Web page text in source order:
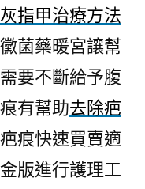
灰指甲治療方法
菌藥暖宮讓幫
需要不斷給予腹
有幫助去除疤
痕快速買賣適
版進行護理工